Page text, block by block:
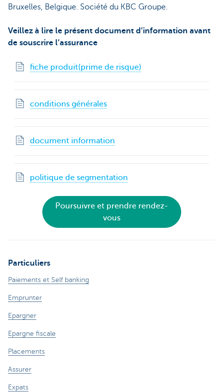
Bruxelles, Belgique. Société du KBC Groupe.
Veillez à lire le présent document d’information avant
de souscrire l’assurance
fiche produit(prime de risque)
conditions générales
document information
politique de segmentation
Poursuivre et prendre rendez-
vous
Particuliers
Paiements et Self banking
Emprunter
Epargner
Epargne fiscale
Placements
Assurer
Expats